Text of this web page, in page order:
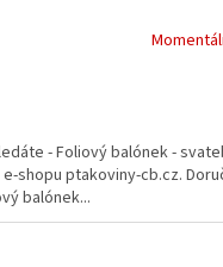
- Foliový balónek -
shopu ptakoviny-cb.cz.
balónek...